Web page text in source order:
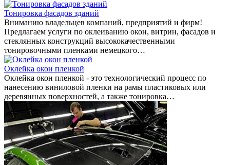
Тонировка фасадов зданий
Вниманию владельцев компаний, предприятий и фирм!
Предлагаем услуги по оклеиванию окон, витрин, фасадов и
стеклянных конструкций высококачественными
тонировочными пленками немецкого…
Оклейка окон пленкой
Оклейка окон пленкой - это технологический процесс по
нанесению виниловой пленки на рамы пластиковых или
деревянных поверхностей, а также тонировка…